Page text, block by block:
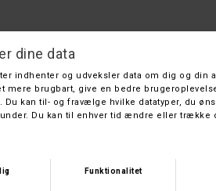
Beretta Terrier GTX
Beretta